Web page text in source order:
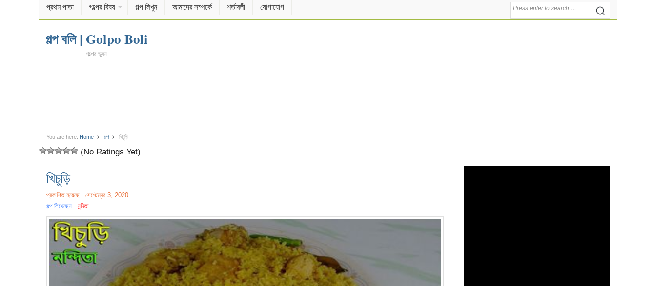
প্রথম পাতা গল্পের বিষয় গল্প লিখুন আমাদের সম্পর্কে শর্তাবলী যোগাযোগ
গল্প বলি | Golpo Boli
গল্পের ভুবন
You are here: Home গল্প খিচুড়ি
(No Ratings Yet)
খিচুড়ি
প্রকাশিত হয়েছে : সেপ্টেম্বর 3, 2020
গল্প লিখেছেন : নন্দিতা